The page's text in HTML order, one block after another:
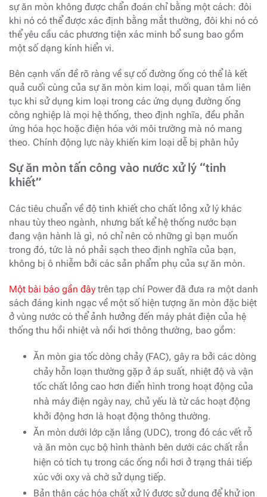
sự ăn mòn không được chẩn đoán chỉ bằng một cách: đôi
khi nó có thể được xác định bằng mắt thường, đôi khi nó có
thể yêu cầu các phương tiện xác minh bổ sung bao gồm
một số dạng kính hiển vi.
Bên cạnh vấn đề rõ ràng về sự cố đường ống có thể là kết
quả cuối cùng của sự ăn mòn kim loại, mối quan tâm liên
tục khi sử dụng kim loại trong các ứng dụng đường ống
công nghiệp là mọi hệ thống, theo định nghĩa, đều phản
ứng hóa học hoặc điện hóa với môi trường mà nó mang
theo. Chính động lực này khiến kim loại dễ bị phân hủy
Sự ăn mòn tấn công vào nước xử lý “tinh
khiết”
Các tiêu chuẩn về độ tinh khiết cho chất lỏng xử lý khác
nhau tùy theo ngành, nhưng bất kể hệ thống nước bạn
đang vận hành là gì, nó chỉ nên có những gì bạn muốn
trong đó, tức là nó phải sạch theo định nghĩa của bạn,
không bị ô nhiễm bởi các sản phẩm phụ của sự ăn mòn.
Một bài báo gần đây trên tạp chí Power đã đưa ra một danh
sách đáng kinh ngạc về một số hiện tượng ăn mòn đặc biệt
ở vùng nước có thể ảnh hưởng đến máy phát điện của hệ
thống thu hồi nhiệt và nồi hơi thông thường, bao gồm:
Ăn mòn gia tốc dòng chảy (FAC), gây ra bởi các dòng
chảy hỗn loạn thường gặp ở áp suất, nhiệt độ và vận
tốc chất lỏng cao hơn điển hình trong hoạt động của
nhà máy điện ngày nay, chủ yếu là từ các hoạt động
khởi động hơn là hoạt động thông thường.
Ăn mòn dưới lớp cặn lắng (UDC), trong đó các vết rỗ
và ăn mòn cục bộ hình thành bên dưới các chất rắn
hiện có tích tụ trong các ống nồi hơi ở trạng thái tiếp
xúc với oxy và chờ sử dụng tiếp.
Bản thân các hóa chất xử lý được sử dụng để khử ion